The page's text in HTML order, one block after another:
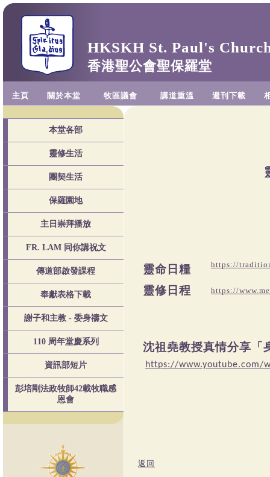
HKSKH St. Paul's
香港聖公會聖保羅堂
主頁 關於本堂 牧區議會 講道重溫 週刊下載
本堂各部
靈修生活
團契生活
保羅園地
主日崇拜播放
FR. LAM 同你講祝文
傳道部啟發課程
奉獻表格下載
謝子和主教 - 委身禱文
110 周年堂慶系列
資訊部短片
彭培剛法政牧師42載牧職感
恩會
靈命日糧 https://
靈修日程 https://
沈祖堯教授真情分享「
https://www.youtube.com/
返回